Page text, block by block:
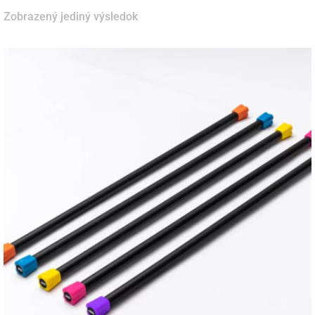
Zobrazený jediný výsledok